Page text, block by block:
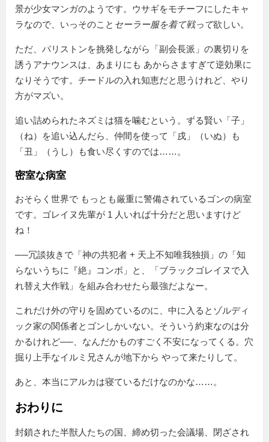
景が少女マンガのようです。ウサギをモチーフにしたキャ
ラなので、いっそのこと セーラー服を着て戦って欲しい。
ただ、パリストンを挑発しながら「副会長派」の裏切りを
誘うアナウンスは、あまりにも あからさますぎて逆効果に
なりそうです。チードルの入れ知恵だと思うけれど、やり
方がマズい。
追い詰められたネズミは猫を噛むという。ずる賢い「子」
（ね）を追い込んだら、仲間を使って「戌」（いぬ）も
「丑」（うし）も食い尽くすのでは……。
密室な病室
おそらく世界で もっとも厳重に警備されているゴンの病室
です。ゴレイヌ先輩が 1 人いれば十分だと思いますけど
ね！
──冗談抜きで「神の共犯者 + 天上不知唯我独損」の「知
らないうちに『絶』コンボ」と、「ブラックゴレイヌで入
れ替え大作戦」を組み合わせたら最強だよなー。
これだけ外の守りを固めているのに、中に入るとゾルディ
ック家の関係者とゴンしかいない。そういう約束なのは分
かるけれど──、なんだかものすごく不安になってくる。穴
掘り上手なイルミ兄さんが地下から やって来たりして。
あと、本当にアルカは寝ているだけなのかな……。
おわりに
封鎖された半獣人たちの国、締め切った会議場、閉ざされ